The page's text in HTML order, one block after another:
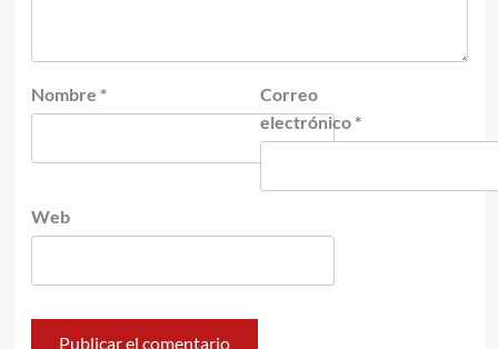
Nombre *
Correo
electrónico *
Web